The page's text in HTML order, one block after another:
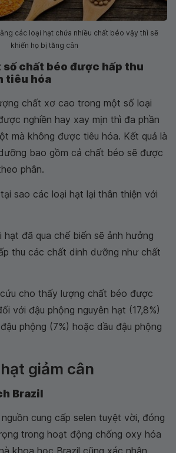
các loại hạt chứa nhiều chất béo vậy thì sẽ
khiến họ bị tăng cân
số chất béo được hấp thu
tiêu hóa
chất xơ cao trong một số loại
nghiền hay xay mịn thì đa phần
mà không được tiêu hóa. Kết quả là
bao gồm cả chất béo sẽ được
phân.
sao các loại hạt lại thân thiện với
hạt đã qua chế biến sẽ ảnh hưởng
thu các chất dinh dưỡng như chất
cho thấy lượng chất béo được
với đậu phộng nguyên hạt (17,8%)
phộng (7%) hoặc dầu đậu phộng
giảm cân
Brazil
cung cấp selen tuyệt vời, đóng
trong hoạt động chống oxy hóa
khoa học Brazil cũng xác nhận